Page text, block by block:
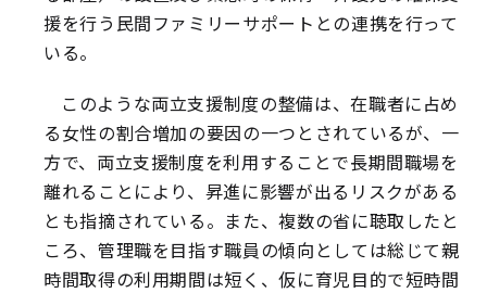
援を行う民間ファミリーサポートとの連携を行って
いる。
このような両立支援制度の整備は、在職者に占め
る女性の割合増加の要因の一つとされているが、一
方で、両立支援制度を利用することで長期間職場を
離れることにより、昇進に影響が出るリスクがある
とも指摘されている。また、複数の省に聴取したと
ころ、管理職を目指す職員の傾向としては総じて親
時間取得の利用期間は短く、仮に育児目的で短時間